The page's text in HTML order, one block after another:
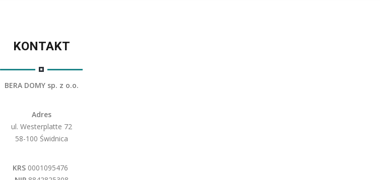
KONTAKT
BERA DOMY sp. z o.o.
Adres
ul. Westerplatte 72
58-100 Świdnica
KRS 0001095476